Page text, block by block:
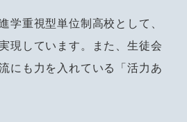
重視型単位制高校として、
現しています。また、生徒会
にも力を入れている「活力あ